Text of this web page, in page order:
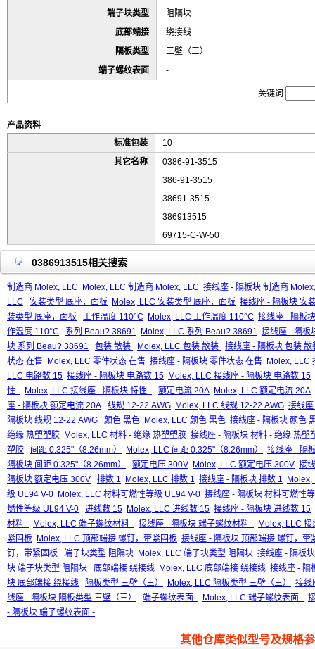
端子块类型
阻隔块
底部端接
绕接线
隔板类型
三壁（三）
端子螺纹表面
-
关键词
产品资料
标准包装
10
其它名称
0386-91-3515
386-91-3515
38691-3515
386913515
69715-C-W-50
0386913515相关搜索
制造商 Molex, LLC Molex, LLC 制造商 Molex, LLC 接线座 - 隔板块 制造商
LLC
安装类型 底座，面板 Molex, LLC 安装类型 底座，面板 接线座 - 隔板块 安
装类型 底座，面板
工作温度 110°C Molex, LLC 工作温度 110°C 接线座 - 隔板
作温度 110°C
系列 Beau? 38691 Molex, LLC 系列 Beau? 38691 接线座 - 隔板
块 系列 Beau? 38691
包装 散装 Molex, LLC 包装 散装
接线座 - 隔板块 包装
状态 在售
Molex, LLC 零件状态 在售 接线座 - 隔板块 零件状态 在售
Molex, LLC
LLC 电路数 15 接线座 - 隔板块 电路数 15 Molex, LLC 接线座 - 隔板块 电路数 15
性 - Molex, LLC 接线座 - 隔板块 特性 - 额定电流 20A Molex, LLC 额定电流 20A
座 - 隔板块 额定电流 20A
线规 12-22 AWG Molex, LLC 线规 12-22 AWG 接线
隔板块 线规 12-22 AWG
颜色 黑色 Molex, LLC 颜色 黑色 接线座 - 隔板块 颜色
绝缘 热塑塑胶 Molex, LLC 材料 - 绝缘 热塑塑胶 接线座 - 隔板块 材料 - 绝缘 热塑
塑胶
间距 0.325"（8.26mm） Molex, LLC 间距 0.325"（8.26mm）
接线座 - 隔
隔板块 间距 0.325"（8.26mm）
额定电压 300V Molex, LLC 额定电压 300V 接
隔板块 额定电压 300V
排数 1 Molex, LLC 排数 1 接线座 - 隔板块 排数 1
Molex,
级 UL94 V-0 Molex, LLC 材料可燃性等级 UL94 V-0 接线座 - 隔板块 材料可燃性
燃性等级 UL94 V-0
进线数 15 Molex, LLC 进线数 15 接线座 - 隔板块 进线数 15
材料 - Molex, LLC 端子螺纹材料 - 接线座 - 隔板块 端子螺纹材料 - Molex, LLC 接
紧固板
Molex, LLC 顶部端接 螺钉，带紧固板 接线座 - 隔板块 顶部端接 螺钉，带
钉，带紧固板
端子块类型 阻隔块 Molex, LLC 端子块类型 阻隔块 接线座 - 隔板
块 端子块类型 阻隔块
底部端接 绕接线 Molex, LLC 底部端接 绕接线 接线座 - 隔
块 底部端接 绕接线
隔板类型 三壁（三） Molex, LLC 隔板类型 三壁（三）
接线
线座 - 隔板块 隔板类型 三壁（三）
端子螺纹表面 - Molex, LLC 端子螺纹表面 -
- 隔板块 端子螺纹表面 -
其他仓库类似型号及规格